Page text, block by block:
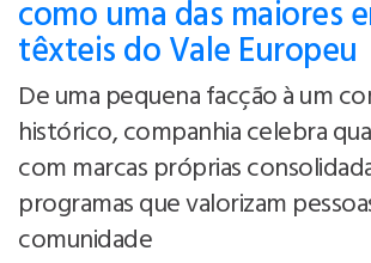
como uma das maiores
têxteis do Vale Europeu
De uma pequena facção à um
histórico, companhia celebra
com marcas próprias
programas que valorizam
comunidade